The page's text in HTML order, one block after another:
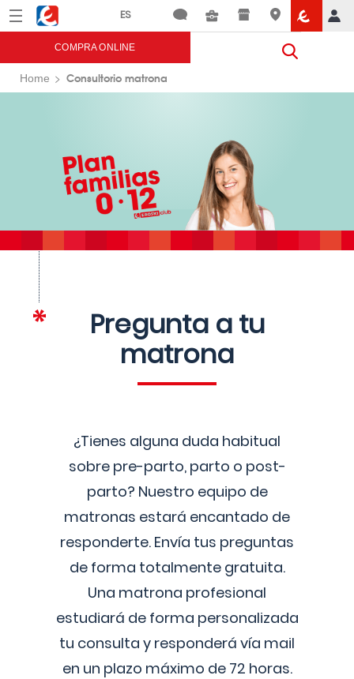
Menú Eroski
COMPRA ONLINE
Home Consultorio matrona
Pregunta a tu
matrona
¿Tienes alguna duda habitual
sobre pre-parto, parto o post-
parto? Nuestro equipo de
matronas estará encantado de
responderte. Envía tus preguntas
de forma totalmente gratuita.
Una matrona profesional
estudiará de forma personalizada
tu consulta y responderá vía mail
en un plazo máximo de 72 horas.